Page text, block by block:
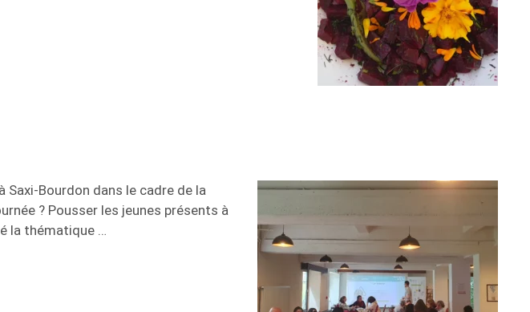
Bourdon dans le cadre de la
? Pousser les jeunes présents à
la thématique …